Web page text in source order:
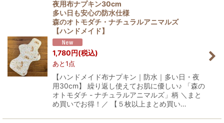
夜用布ナプキン30cm
多い日も安心の防水仕様
森のオトモダチ・ナチュラルアニマルズ
【ハンドメイド】
1,780円(税込)
あと1点
【ハンドメイド布ナプキン｜防水｜多い日・夜
用30cm】 繰り返し使えてお肌に優しい♪ 「森の
オトモダチ - ナチュラルアニマルズ」柄 ＼まと
め買いでお得！／ 【５枚以上まとめ買い…